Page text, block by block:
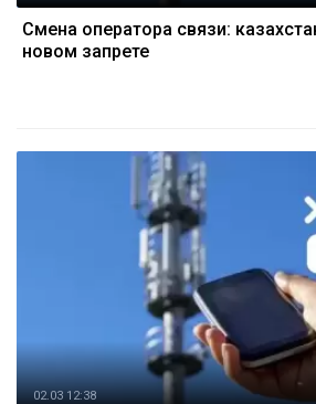
Смена оператора связи:
новом запрете
02.03 12:38